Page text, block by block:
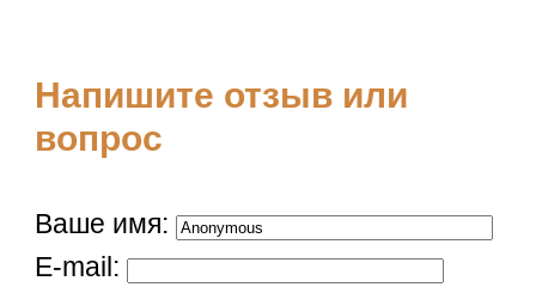
Напишите отзыв или
вопрос
Ваше имя:
E-mail: